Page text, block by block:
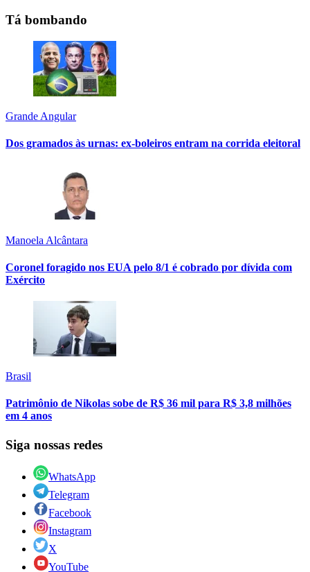
Tá bombando
Grande Angular
Dos gramados às urnas: ex-boleiros entram na corrida eleitoral
Manoela Alcântara
Coronel foragido nos EUA pelo 8/1 é cobrado por dívida com
Exército
Brasil
Patrimônio de Nikolas sobe de R$ 36 mil para R$ 3,8 milhões
em 4 anos
Siga nossas redes
WhatsApp
Telegram
Facebook
Instagram
X
YouTube